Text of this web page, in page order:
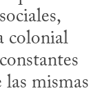
colonial
las mismas